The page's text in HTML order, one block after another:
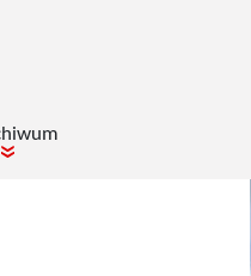
w Łodzi
pokaż podmenu dla